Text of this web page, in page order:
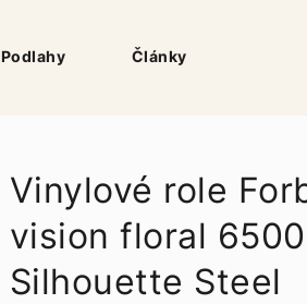
Podlahy Články
Vinylové role
vision floral
Silhouette Steel